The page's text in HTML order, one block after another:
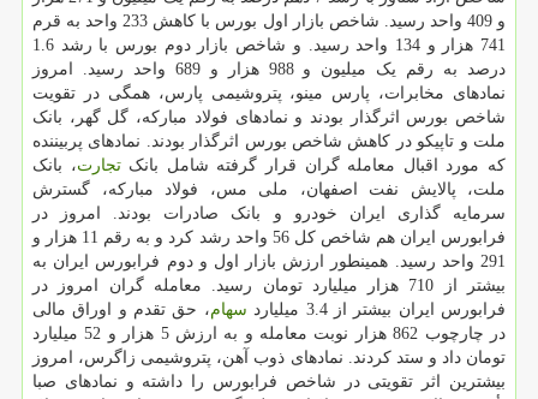
و 409 واحد رسید. شاخص بازار اول بورس با کاهش 233 واحد به قرم
741 هزار و 134 واحد رسید. و شاخص بازار دوم بورس با رشد 1.6
درصد به رقم یک میلیون و 988 هزار و 689 واحد رسید. امروز
نمادهای مخابرات، پارس مینو، پتروشیمی پارس، همگی در تقویت
شاخص بورس اثرگذار بودند و نمادهای فولاد مبارکه، گل گهر، بانک
ملت و تاپیکو در کاهش شاخص بورس اثرگذار بودند. نمادهای پربیننده
که مورد اقبال معامله گران قرار گرفته شامل بانکتجارت، بانک
ملت، پالایش نفت اصفهان، ملی مس، فولاد مبارکه، گسترش
سرمایه گذاری ایران خودرو و بانک صادرات بودند. امروز در
فرابورس ایران هم شاخص کل 56 واحد رشد کرد و به رقم 11 هزار و
291 واحد رسید. همینطور ارزش بازار اول و دوم فرابورس ایران به
بیشتر از 710 هزار میلیارد تومان رسید. معامله گران امروز در
فرابورس ایران بیشتر از 3.4 میلیارد
سهام، حق تقدم و اوراق مالی
در چارچوب 862 هزار نوبت معامله و به ارزش 5 هزار و 52 میلیارد
تومان داد و ستد کردند. نمادهای ذوب آهن، پتروشیمی زاگرس، امروز
بیشترین اثر تقویتی در شاخص فرابورس را داشته و نمادهای صبا